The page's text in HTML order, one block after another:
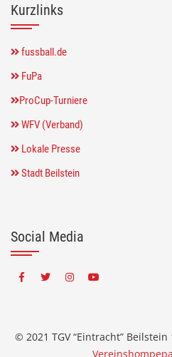
Kurzlinks
fussball.de
FuPa
ProCup-Turniere
WFV (Verband)
Lokale Presse
Stadt Beilstein
Social Media
© 2021 TGV “Eintracht”